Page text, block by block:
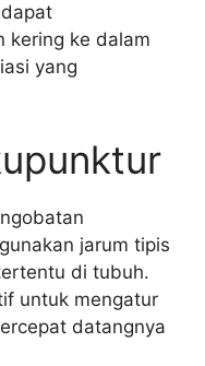
kering ke dalam
yang
jarum tipis
di tubuh.
untuk mengatur
datangnya